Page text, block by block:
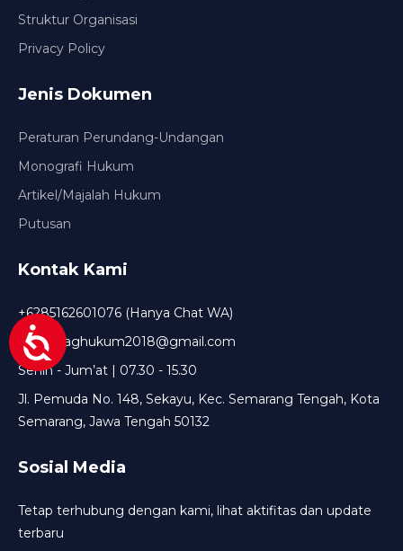
Struktur Organisasi
Privacy Policy
Jenis Dokumen
Peraturan Perundang-Undangan
Monografi Hukum
Artikel/Majalah Hukum
Putusan
Kontak Kami
+6285162601076 (Hanya Chat WA)
setda.baghukum2018@gmail.com
Senin - Jum’at | 07.30 - 15.30
Jl. Pemuda No. 148, Sekayu, Kec. Semarang Tengah, Kota
Semarang, Jawa Tengah 50132
Sosial Media
Tetap terhubung dengan kami, lihat aktifitas dan update
terbaru